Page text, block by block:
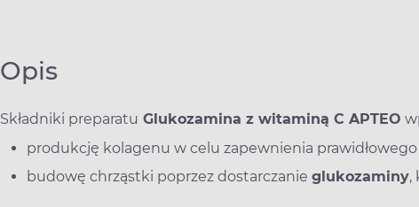
Opis
Składniki preparatu Glukozamina z witaminą C APTEO
produkcję kolagenu w celu zapewnienia
budowę chrząstki poprzez dostarczanie glukozaminy,